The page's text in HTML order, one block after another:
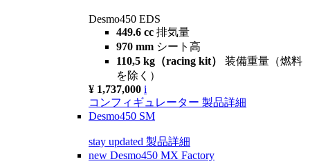
Desmo450 EDS
449.6 cc 排気量
970 mm シート高
110,5 kg（racing kit） 装備重量（燃料
を除く）
¥ 1,737,000 i
コンフィギュレーター 製品詳細
Desmo450 SM
stay updated 製品詳細
new Desmo450 MX Factory